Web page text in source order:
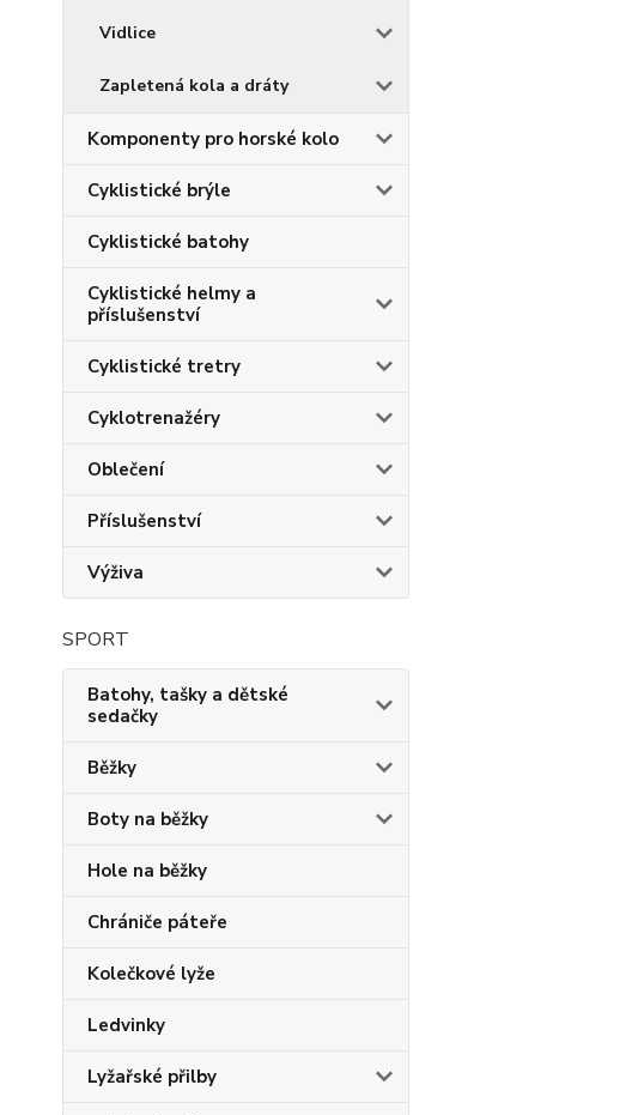
Vidlice
Zapletená kola a dráty
Komponenty pro horské kolo
Cyklistické brýle
Cyklistické batohy
Cyklistické helmy a
příslušenství
Cyklistické tretry
Cyklotrenažéry
Oblečení
Příslušenství
Výživa
SPORT
Batohy, tašky a dětské
sedačky
Běžky
Boty na běžky
Hole na běžky
Chrániče páteře
Kolečkové lyže
Ledvinky
Lyžařské přilby